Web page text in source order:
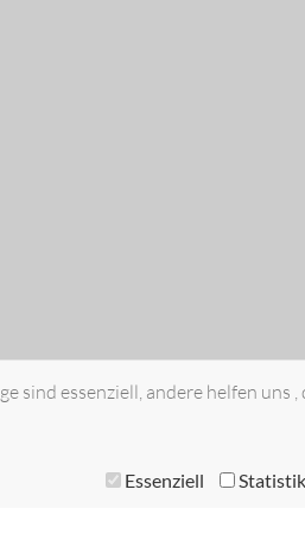
sind essenziell, andere helfen uns
Essenziell